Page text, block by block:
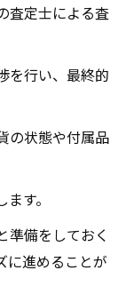
ト
の銀貨買取
店舗
査定士による査
を行い、最終的
の状態や付属品
す。
準備をしておく
に進めることが